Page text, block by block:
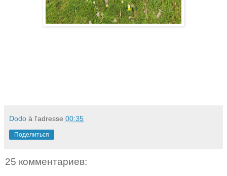
Dodo à l'adresse 00:35
Поделиться
25 комментариев: